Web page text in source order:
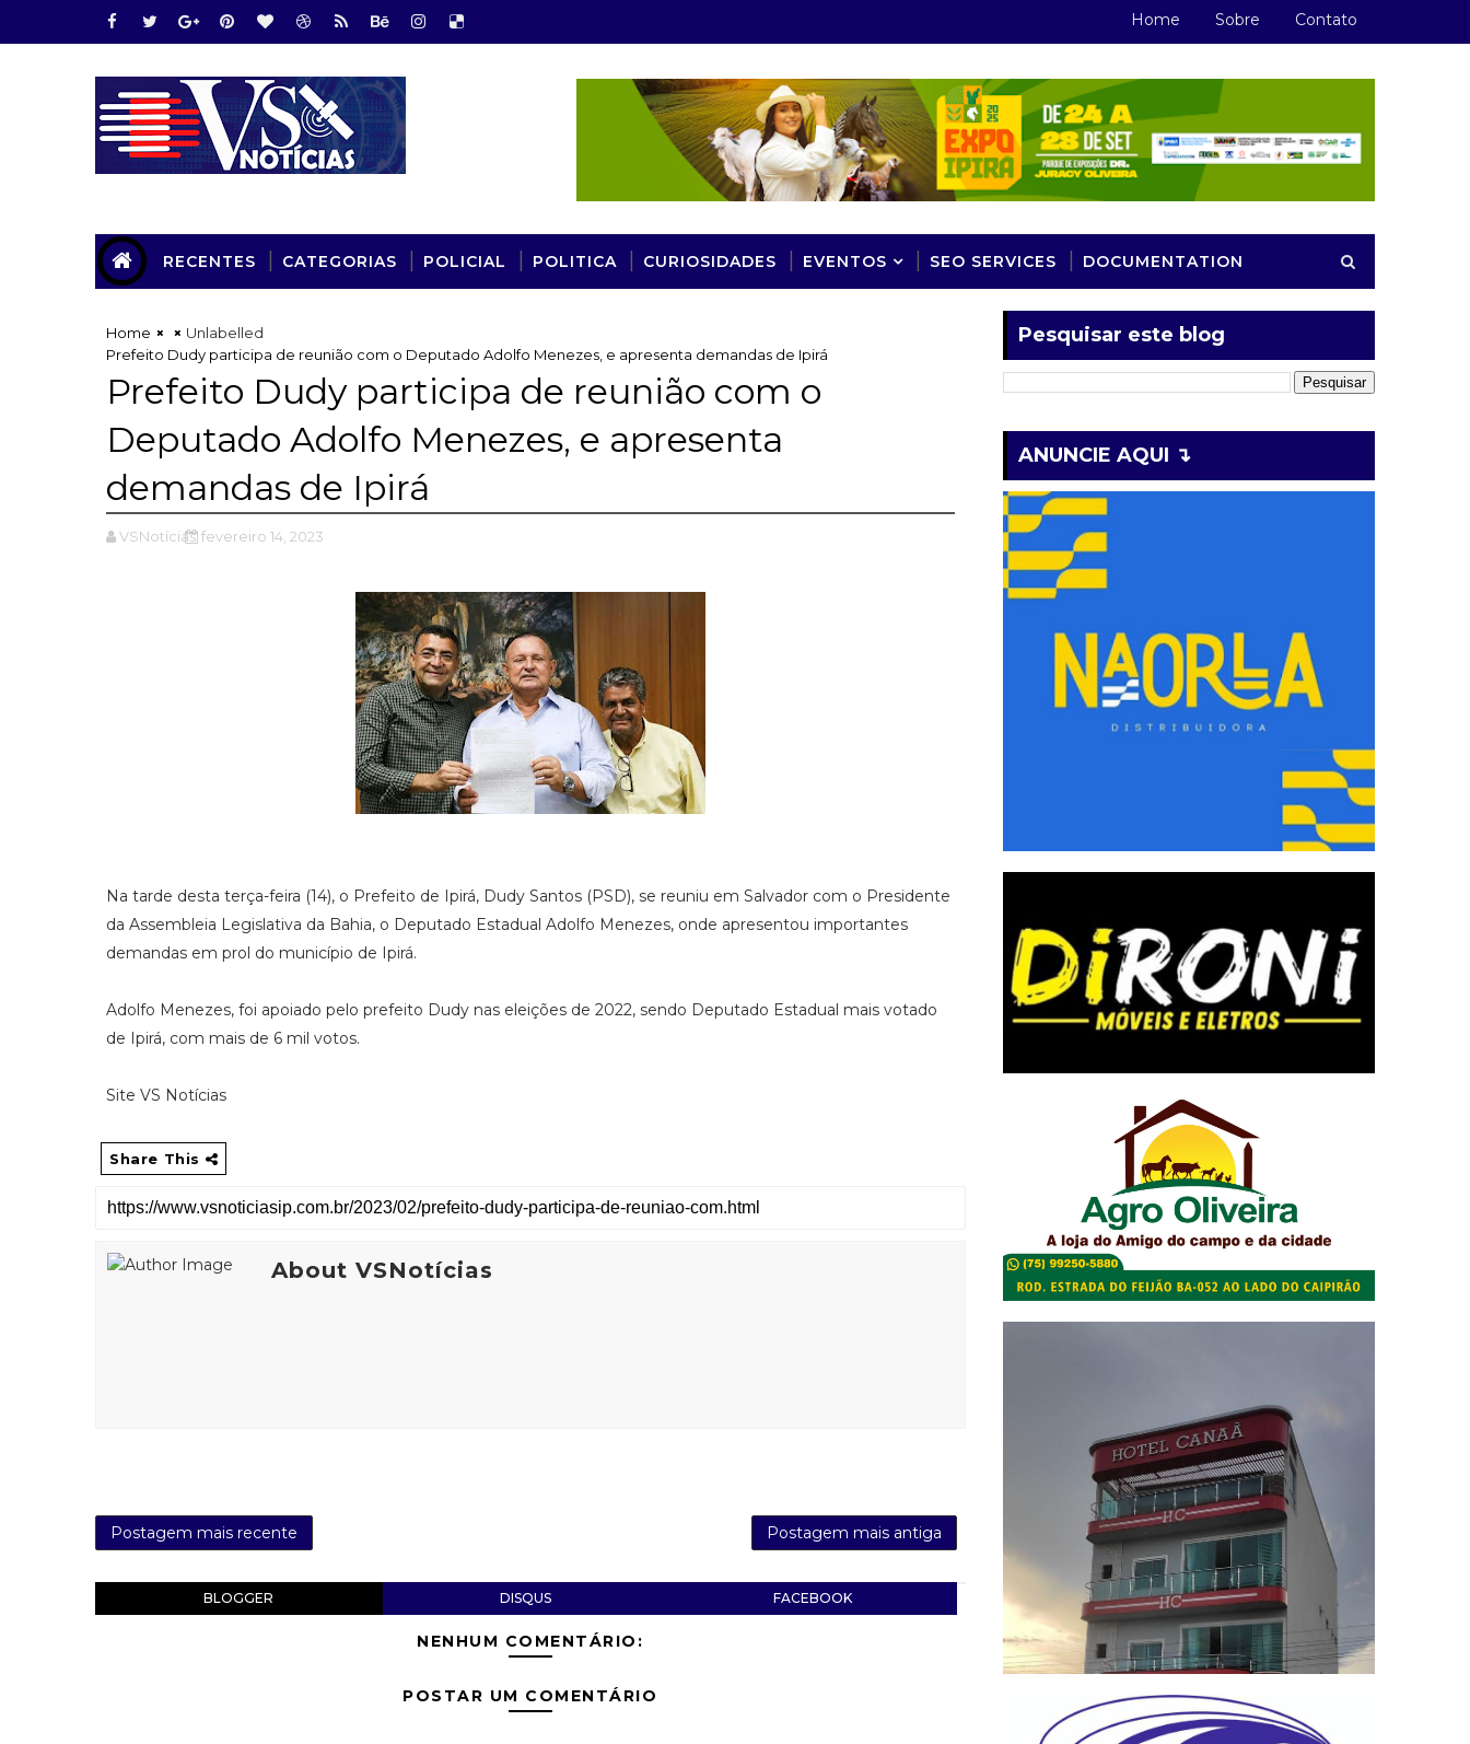
Home Sobre Contato
RECENTES CATEGORIAS POLICIAL POLITICA CURIOSIDADES EVENTOS SEO SERVICES DOCUMENTATION
Home
Unlabelled
Prefeito Dudy participa de reunião com o Deputado Adolfo Menezes, e apresenta demandas de Ipirá
Prefeito Dudy participa de reunião com o
Deputado Adolfo Menezes, e apresenta
demandas de Ipirá
VSNotícias fevereiro 14, 2023
Na tarde desta terça-feira (14), o Prefeito de Ipirá, Dudy Santos (PSD), se reuniu em Salvador com o Presidente
da Assembleia Legislativa da Bahia, o Deputado Estadual Adolfo Menezes, onde apresentou importantes
demandas em prol do município de Ipirá.
Adolfo Menezes, foi apoiado pelo prefeito Dudy nas eleições de 2022, sendo Deputado Estadual mais votado
de Ipirá, com mais de 6 mil votos.
Site VS Notícias
Share This
About VSNotícias
Postagem mais recente Postagem mais antiga
BLOGGER DISQUS FACEBOOK
NENHUM COMENTÁRIO:
POSTAR UM COMENTÁRIO
Pesquisar este blog
ANUNCIE AQUI ↴